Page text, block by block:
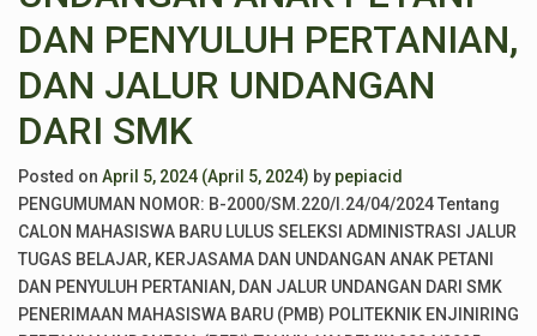
DAN PENYULUH PERTANIAN,
DAN JALUR UNDANGAN
DARI SMK
Posted on April 5, 2024 (April 5, 2024) by pepiacid
PENGUMUMAN NOMOR: B-2000/SM.220/I.24/04/2024 Tentang
CALON MAHASISWA BARU LULUS SELEKSI ADMINISTRASI JALUR
TUGAS BELAJAR, KERJASAMA DAN UNDANGAN ANAK PETANI
DAN PENYULUH PERTANIAN, DAN JALUR UNDANGAN DARI SMK
PENERIMAAN MAHASISWA BARU (PMB) POLITEKNIK ENJINIRING